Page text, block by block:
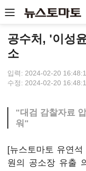
공수처, '이성
소
입력: 2024-02-20
수정: 2024-02-20
"대검 감찰자료
워"
[뉴스토마토 유연
원의 공소장 유출